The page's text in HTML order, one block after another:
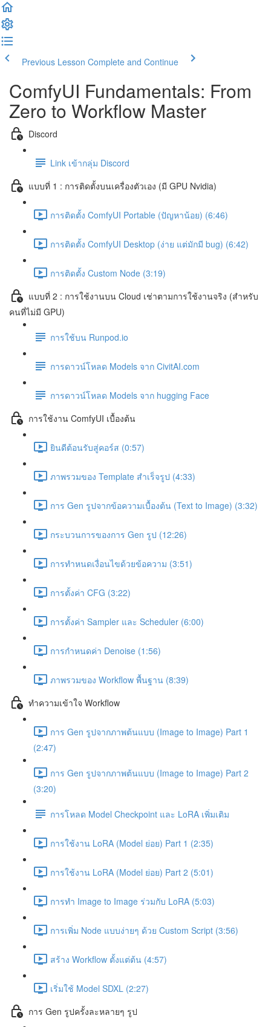
Previous Lesson Complete and Continue
ComfyUI Fundamentals: From
Zero to Workflow Master
Discord
Link เข้ากลุ่ม Discord
แบบที่ 1 : การติดตั้งบนเครื่องตัวเอง (มี GPU Nvidia)
การติดตั้ง ComfyUI Portable (ปัญหาน้อย) (6:46)
การติดตั้ง ComfyUI Desktop (ง่าย แต่มักมี bug) (6:42)
การติดตั้ง Custom Node (3:19)
แบบที่ 2 : การใช้งานบน Cloud เช่าตามการใช้งานจริง (สำหรับ
คนที่ไม่มี GPU)
การใช้บน Runpod.io
การดาวน์โหลด Models จาก CivitAI.com
การดาวน์โหลด Models จาก hugging Face
การใช้งาน ComfyUI เบื้องต้น
ยินดีต้อนรับสู่คอร์ส (0:57)
ภาพรวมของ Template สำเร็จรูป (4:33)
การ Gen รูปจากข้อความเบื้องต้น (Text to Image) (3:32)
กระบวนการของการ Gen รูป (12:26)
การทำหนดเงื่อนไขด้วยข้อความ (3:51)
การตั้งค่า CFG (3:22)
การตั้งค่า Sampler และ Scheduler (6:00)
การกำหนดค่า Denoise (1:56)
ภาพรวมของ Workflow พื้นฐาน (8:39)
ทำความเข้าใจ Workflow
การ Gen รูปจากภาพต้นแบบ (Image to Image) Part 1
(2:47)
การ Gen รูปจากภาพต้นแบบ (Image to Image) Part 2
(3:20)
การโหลด Model Checkpoint และ LoRA เพิ่มเติม
การใช้งาน LoRA (Model ย่อย) Part 1 (2:35)
การใช้งาน LoRA (Model ย่อย) Part 2 (5:01)
การทำ Image to Image ร่วมกับ LoRA (5:03)
การเพิ่ม Node แบบง่ายๆ ด้วย Custom Script (3:56)
สร้าง Workflow ตั้งแต่ต้น (4:57)
เริ่มใช้ Model SDXL (2:27)
การ Gen รูปครั้งละหลายๆ รูป